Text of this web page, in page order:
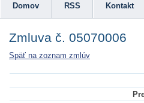
Domov RSS Kontakt
Zmluva č. 05070006
Späť na zoznam zmlúv